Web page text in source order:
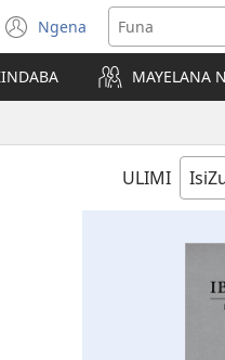
Ngena
(kuvuleka
ikhasi
elisha)
MAYELANA
ULIMI